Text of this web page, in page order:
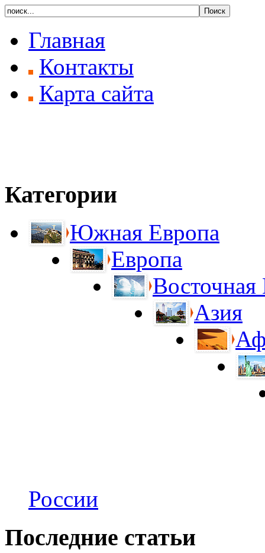
Главная
Контакты
Карта сайта
Категории
Южная Европа
Европа
Восточная
Азия
России
Последние статьи